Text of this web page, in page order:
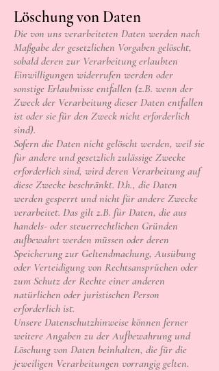
Löschung von Daten
Die von uns verarbeiteten Daten werden nach
Maßgabe der gesetzlichen Vorgaben gelöscht,
sobald deren zur Verarbeitung erlaubten
Einwilligungen widerrufen werden oder
sonstige Erlaubnisse entfallen (z.B. wenn der
Zweck der Verarbeitung dieser Daten entfallen
ist oder sie für den Zweck nicht erforderlich
sind).
Sofern die Daten nicht gelöscht werden, weil sie
für andere und gesetzlich zulässige Zwecke
erforderlich sind, wird deren Verarbeitung auf
diese Zwecke beschränkt. D.h., die Daten
werden gesperrt und nicht für andere Zwecke
verarbeitet. Das gilt z.B. für Daten, die aus
handels- oder steuerrechtlichen Gründen
aufbewahrt werden müssen oder deren
Speicherung zur Geltendmachung, Ausübung
oder Verteidigung von Rechtsansprüchen oder
zum Schutz der Rechte einer anderen
natürlichen oder juristischen Person
erforderlich ist.
Unsere Datenschutzhinweise können ferner
weitere Angaben zu der Aufbewahrung und
Löschung von Daten beinhalten, die für die
jeweiligen Verarbeitungen vorrangig gelten.